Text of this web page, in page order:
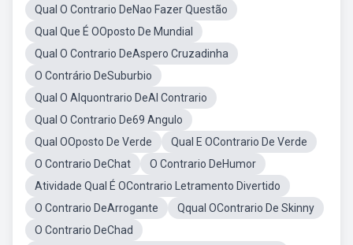
Qual O Contrario DeNao Fazer Questão
Qual Que É OOposto De Mundial
Qual O Contrario DeAspero Cruzadinha
O Contrário DeSuburbio
Qual O Alquontrario DeAl Contrario
Qual O Contrario De69 Angulo
Qual OOposto De Verde
Qual E OContrario De Verde
O Contrario DeChat
O Contrario DeHumor
Atividade Qual É OContrario Letramento Divertido
O Contrario DeArrogante
Qqual OContrario De Skinny
O Contrario DeChad